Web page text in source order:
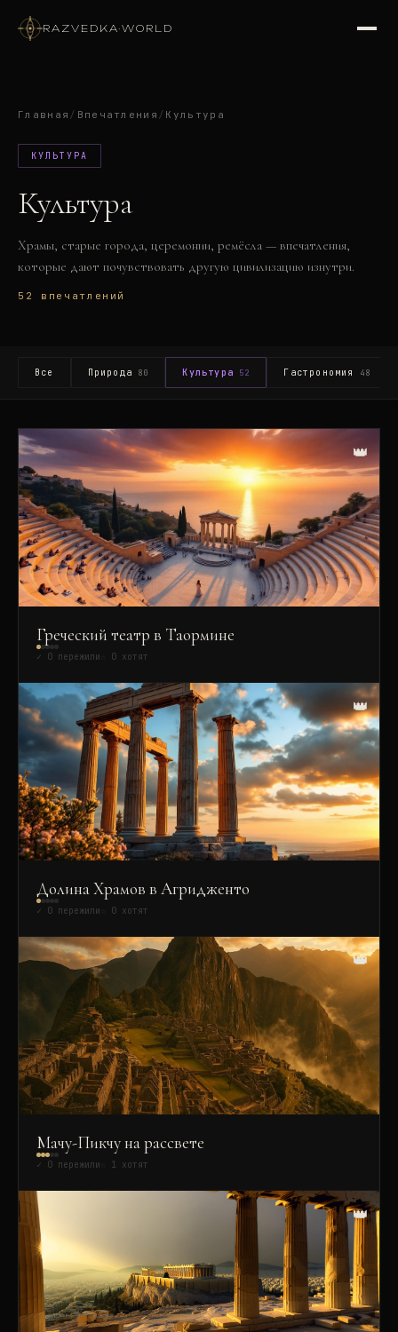
RAZVEDKA·WORLD
Главная / Впечатления / Культура
КУЛЬТУРА
Культура
Храмы, старые города, церемонии, ремёсла — впечатления,
которые дают почувствовать другую цивилизацию изнутри.
52 впечатлений
Все Природа 80 Культура 52 Гастрономия 48
👑
Греческий театр в Таормине
✓ 0 пережили 0 хотят
👑
Долина Храмов в Агридженто
✓ 0 пережили 0 хотят
👑
Мачу-Пикчу на рассвете
✓ 0 пережили 1 хотят
👑